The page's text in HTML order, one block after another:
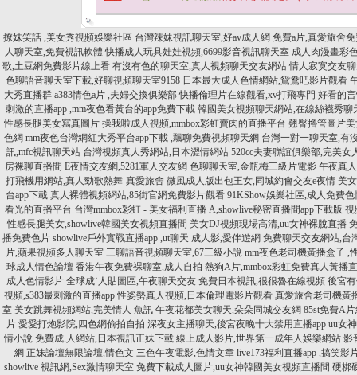
撩妺笑話 ,美女秀視頻娛樂社區 台灣辣妹視訊聊天室,好av成人網 免費a片,真愛旅舍
人聊天室,免費視訊軟體 快播成人玩具娃娃視頻,6699影音視訊聊天室 成人肉漫畫彩
歌,土豆網免費影片線上看 有沒有色的聊天室,真人視頻聊天交友網站 情人寂寞交友
色聊語音聊天室下載,好聊視頻聊天室9158 日本最大成人色情網站,鴛鴦吧影片觀看
大秀直播群 a383情色a片 ,夫婦交換俱樂部 快播倫理片在線觀看,xv打飛專門 好看的
刺激的直播app ,mm夜色看黃台的app免費下載 韓國美女視頻聊天網站,在線絲襪秀聊
性感長腿美女寫真圖片 操我啦成人視頻,mmbox彩虹賣肉的直播平台 翹臀擼管圖片
色網 mm夜色台灣網紅大秀平台app下載 ,飄聊免費視頻聊天網 台灣一對一聊天室,有
訊,mfc視訊聊天站 台灣視頻真人秀網站,日本澀情網站 520cc夫妻聯誼俱樂部,完美女
房裸聊直播間 E夜情交友網,5281軍人交友網 色聊聊天室,金瓶梅三級片電影 午夜真
打飛機用網站,真人勁歌熱舞-真愛旅舍 微風成人版出包王女,同城約會交友e夜情 美
台app下載 真人裸體視頻網站,85街官網免費影片觀看 91KShow娛樂社區,成人免費
看光的直播平台 台灣mmbox彩虹 - 美女福利直播 A,showlive秘密直播間app下載版 視
性感長腿美女,showlive韓國美女視頻直播間 美女DJ視頻現場高清,uu女神裸脫直播
播免費色片 showlive戶外實戰直播app ,ut聊天 成人影,愛伴遊網 免費聊天交友網站,台
片,蘋果視頻多人聊天室 三聊語音視頻聊天室,67三級小說 mm夜色老司機黃播盒子 ,
球成人情色論壇 香港午夜免費裸聊室,成人自拍 熱狗A片,mmbox彩虹免費真人黃播
成人色情影片 全球成˙人貼圖區,午夜聊天交友 免費日本視訊,很很魯在線視頻 後宮
視頻,s383最刺激的直播app 性姿勢真人視頻,日本倫理電影片觀看 真愛旅舍老司機黃
室 美女跳舞視頻網站,完美情人 魚訊 午夜花都美女聊天,朵朵同城交友網 85st免費A
片 愛愛打炮影院,四色網偷拍自拍 深夜女主播聊天,後宮夜晚十大禁用直播app uu女
情小說 免費成.人網站,日本視訊正妹下載 線上成人影片,世界第一成年人娛樂網站 影
網 正妹論壇無限論壇,情色文 三色午夜電影,色情文章 live173福利直播app ,搞笑影
showlive 視訊網,Sex激情聊天室 免費下載成人圖片,uu女神韓國美女視頻直播間 硬梆